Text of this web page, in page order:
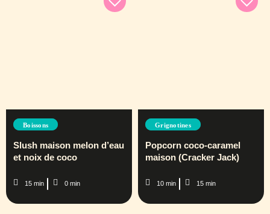
Boissons
Slush maison melon d’eau
et noix de coco
15 min 0 min
Grignotines
Popcorn coco-caramel
maison (Cracker Jack)
10 min 15 min